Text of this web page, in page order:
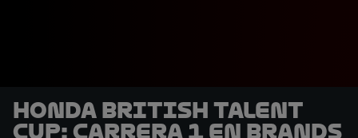
Honda British Talent
Cup: Carrera 1 en Brands